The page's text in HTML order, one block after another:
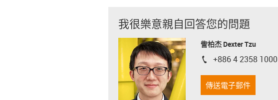
我很樂意親自回答您的問題
訾柏杰 Dexter Tzu
igus-icon-phone
+886 4 2358
傳送電子郵件